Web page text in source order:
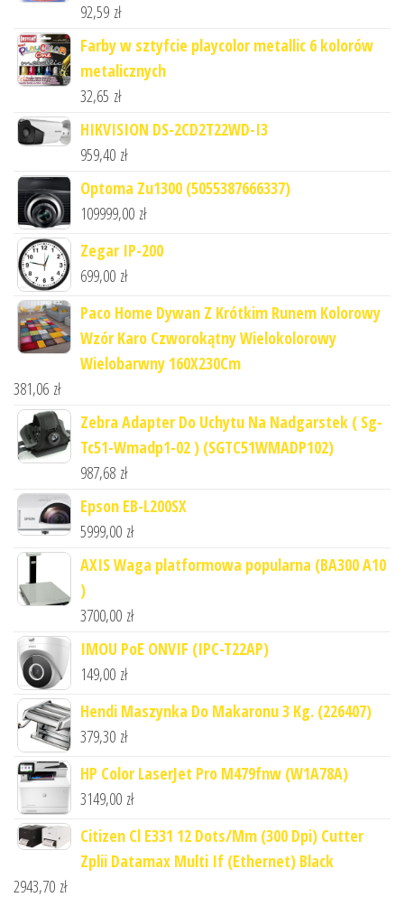
92,59 zł
Farby w sztyfcie playcolor metallic 6 kolorów
metalicznych
32,65 zł
HIKVISION DS-2CD2T22WD-I3
959,40 zł
Optoma Zu1300 (5055387666337)
109999,00 zł
Zegar IP-200
699,00 zł
Paco Home Dywan Z Krótkim Runem Kolorowy
Wzór Karo Czworokątny Wielokolorowy
Wielobarwny 160X230Cm
381,06 zł
Zebra Adapter Do Uchytu Na Nadgarstek ( Sg-
Tc51-Wmadp1-02 ) (SGTC51WMADP102)
987,68 zł
Epson EB-L200SX
5999,00 zł
AXIS Waga platformowa popularna (BA300 A10
)
3700,00 zł
IMOU PoE ONVIF (IPC-T22AP)
149,00 zł
Hendi Maszynka Do Makaronu 3 Kg. (226407)
379,30 zł
HP Color LaserJet Pro M479fnw (W1A78A)
3149,00 zł
Citizen Cl E331 12 Dots/Mm (300 Dpi) Cutter
Zplii Datamax Multi If (Ethernet) Black
2943,70 zł